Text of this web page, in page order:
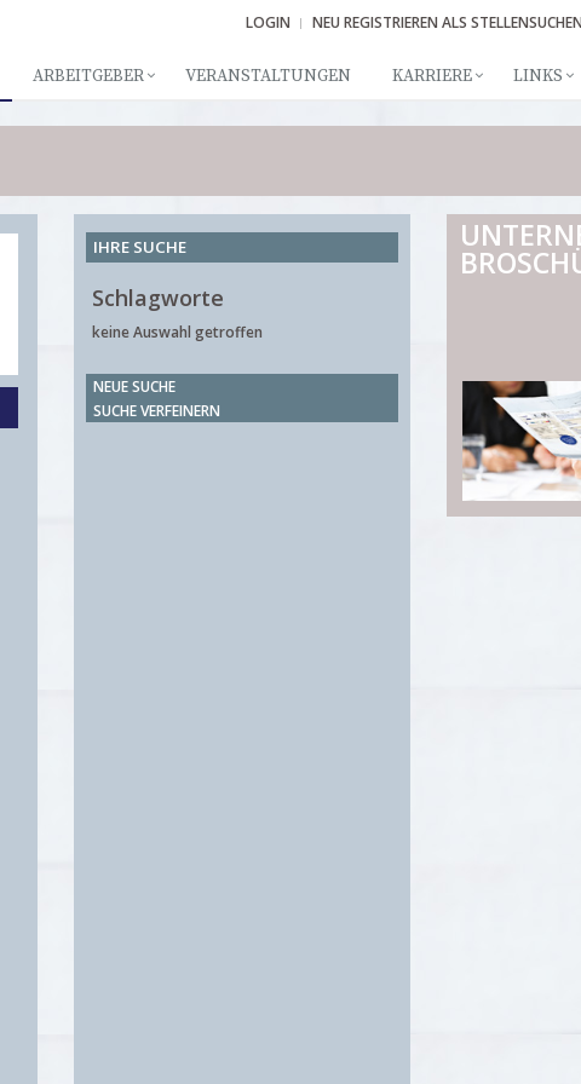
LOGIN NEU REGISTRIEREN ALS
ARBEITGEBER VERANSTALTUNGEN KARRIERE LINKS
IHRE SUCHE
Schlagworte
keine Auswahl getroffen
NEUE SUCHE
SUCHE VERFEINERN